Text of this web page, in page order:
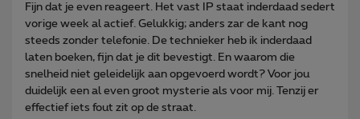
Fijn dat je even reageert. Het vast IP staat inderdaad sedert
vorige week al actief. Gelukkig; anders zar de kant nog
steeds zonder telefonie. De technieker heb ik inderdaad
laten boeken, fijn dat je dit bevestigt. En waarom die
snelheid niet geleidelijk aan opgevoerd wordt? Voor jou
duidelijk een al even groot mysterie als voor mij. Tenzij er
effectief iets fout zit op de straat.